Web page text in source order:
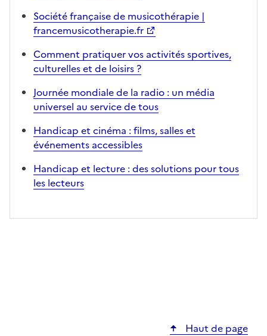
Société française de musicothérapie |
francemusicotherapie.fr
Comment pratiquer vos activités sportives,
culturelles et de loisirs ?
Journée mondiale de la radio : un média
universel au service de tous
Handicap et cinéma : films, salles et
événements accessibles
Handicap et lecture : des solutions pour tous
les lecteurs
Haut de page